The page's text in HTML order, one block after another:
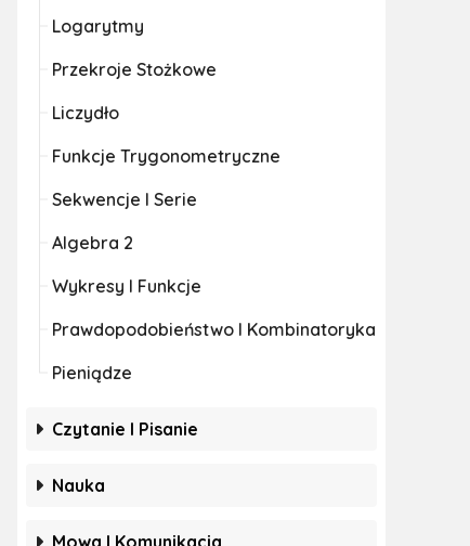
Logarytmy
Przekroje Stożkowe
Liczydło
Funkcje Trygonometryczne
Sekwencje I Serie
Algebra 2
Wykresy I Funkcje
Prawdopodobieństwo I Kombinatoryka
Pieniądze
Czytanie I Pisanie
Nauka
Mowa I Komunikacja